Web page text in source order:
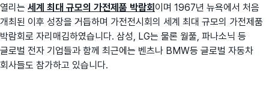
열리는 세계 최대 규모의 가전제품 박람회 이며 1967년 뉴욕에서 처음
개최된 이후 성장을 거듭하며 가전전시회의 세계 최대 규모의 가전제품
박람회로 자리매김하였습니다. 삼성, LG는 물론 월풀, 파나소닉 등
글로벌 전자 기업들과 함께 최근에는 벤츠나 BMW등 글로벌 자동차
회사들도 참가하고 있습니다.